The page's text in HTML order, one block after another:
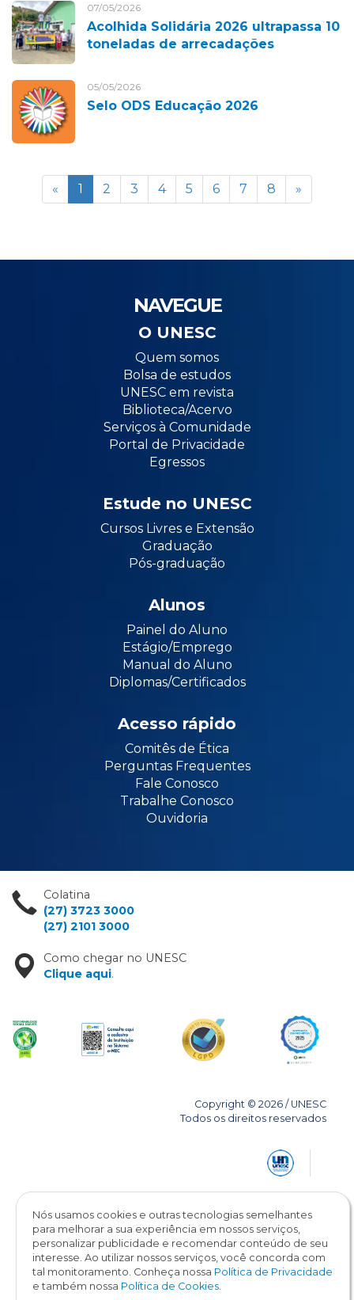
07/05/2026
Acolhida Solidária 2026 ultrapassa 10
toneladas de arrecadações
05/05/2026
Selo ODS Educação 2026
« 1 2 3 4 5 6 7 8 »
NAVEGUE
O UNESC
Quem somos
Bolsa de estudos
UNESC em revista
Biblioteca/Acervo
Serviços à Comunidade
Portal de Privacidade
Egressos
Estude no UNESC
Cursos Livres e Extensão
Graduação
Pós-graduação
Alunos
Painel do Aluno
Estágio/Emprego
Manual do Aluno
Diplomas/Certificados
Acesso rápido
Comitês de Ética
Perguntas Frequentes
Fale Conosco
Trabalhe Conosco
Ouvidoria
Colatina
(27) 3723 3000
(27) 2101 3000
Como chegar no UNESC
Clique aqui.
Copyright © 2026 / UNESC
Todos os direitos reservados
Nós usamos cookies e outras tecnologias semelhantes
para melhorar a sua experiência em nossos serviços,
personalizar publicidade e recomendar conteúdo de seu
interesse. Ao utilizar nossos serviços, você concorda com
tal monitoramento. Conheça nossa Política de Privacidade
e também nossa Política de Cookies.